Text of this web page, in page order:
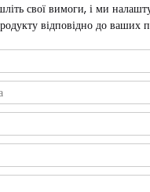
свої вимоги, і ми
відповідно до ваших